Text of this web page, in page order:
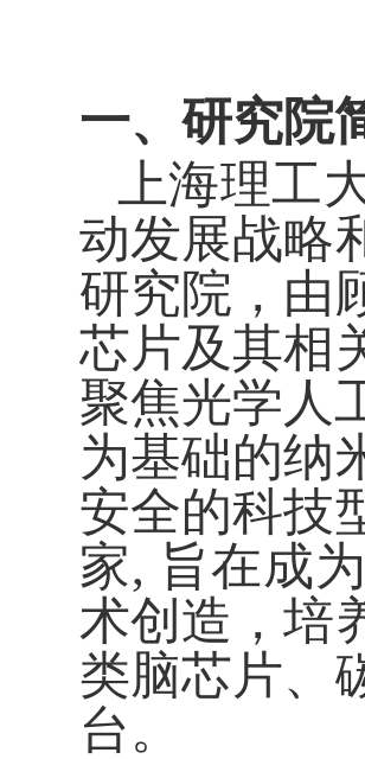
一、研究院
上海理工
动发展战略
研究院，由
芯片及其相
聚焦光学人
为基础的纳
安全的科技
家, 旨在成
术创造，培
类脑芯片、
台。